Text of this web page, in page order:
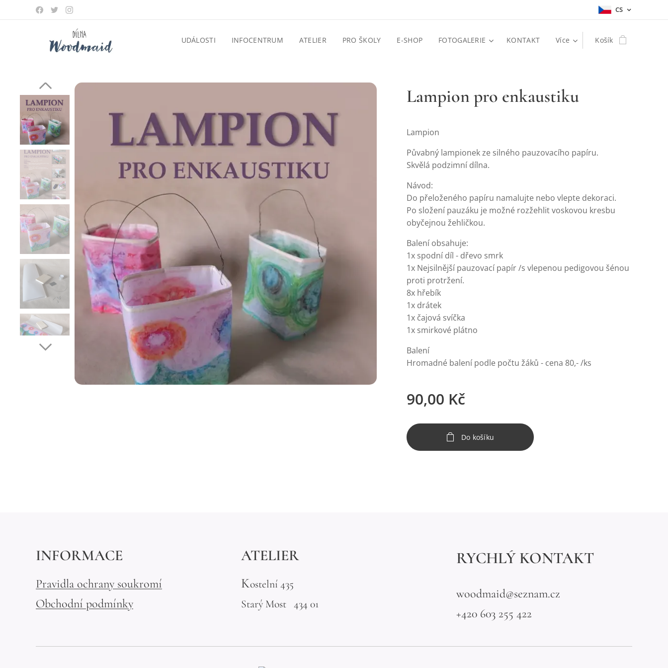
CS
UDÁLOSTI INFOCENTRUM ATELIER PRO ŠKOLY E-SHOP FOTOGALERIE KONTAKT Více Košík
Lampion pro enkaustiku
Lampion
Půvabný lampionek ze silného pauzovacího papíru.
Skvělá podzimní dílna.
Návod:
Do přeloženého papíru namalujte nebo vlepte dekoraci.
Po složení pauzáku je možné rozžehlit voskovou kresbu
obyčejnou žehličkou.
Balení obsahuje:
1x spodní díl - dřevo smrk
1x Nejsilnější pauzovací papír /s vlepenou pedigovou šénou
proti protržení.
8x hřebík
1x drátek
1x čajová svíčka
1x smirkové plátno
Balení
Hromadné balení podle počtu žáků - cena 80,- /ks
90,00 Kč
Do košíku
INFORMACE
Pravidla ochrany soukromí
Obchodní podmínky
ATELIER
Kostelní 435
Starý Most 434 01
RYCHLÝ KONTAKT
woodmaid@seznam.cz
+420 603 255 422